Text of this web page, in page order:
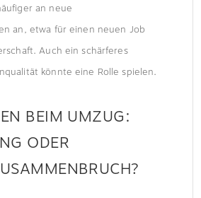
an neue
an, etwa für einen neuen Job
Auch ein schärferes
könnte eine Rolle spielen.
BEIM UMZUG:
ODER